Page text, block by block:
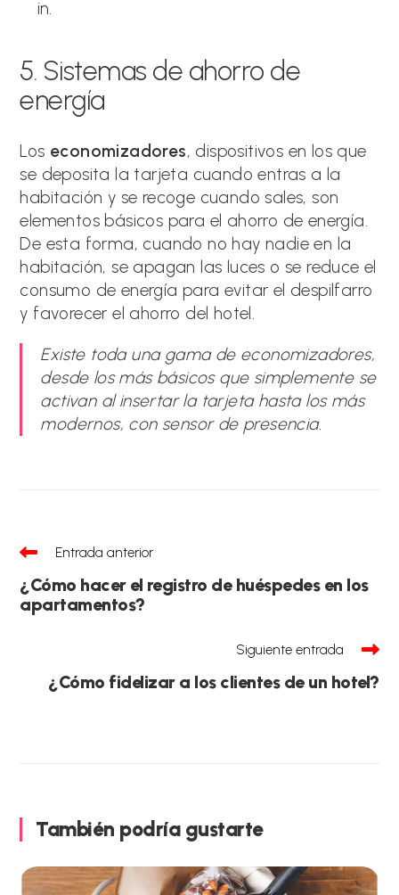
in.
5. Sistemas de ahorro de
energía
Los economizadores, dispositivos en los que
se deposita la tarjeta cuando entras a la
habitación y se recoge cuando sales, son
elementos básicos para el ahorro de energía.
De esta forma, cuando no hay nadie en la
habitación, se apagan las luces o se reduce el
consumo de energía para evitar el despilfarro
y favorecer el ahorro del hotel.
Existe toda una gama de economizadores,
desde los más básicos que simplemente se
activan al insertar la tarjeta hasta los más
modernos, con sensor de presencia.
Leer
más
artículos
Entrada anterior
¿Cómo hacer el registro de huéspedes en los
apartamentos?
Siguiente entrada
¿Cómo fidelizar a los clientes de un hotel?
También podría gustarte